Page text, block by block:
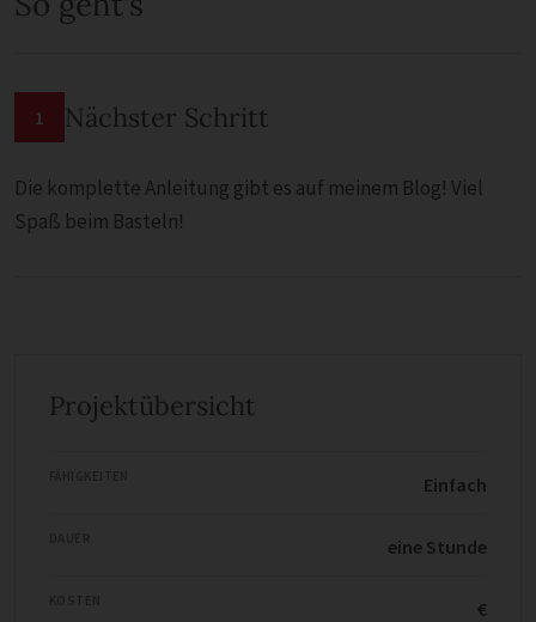
1 Nächster Schritt
Die komplette Anleitung gibt es auf meinem Blog! Viel
Spaß beim Basteln!
Projektübersicht
Einfach
eine Stunde
€